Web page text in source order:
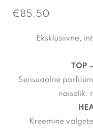
€85.50
Eksklusiivne,
TOP
Sensuaalne
naiselik,
Kreemine